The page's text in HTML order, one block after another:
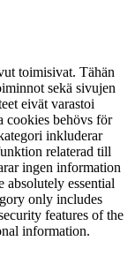
toimisivat. Tähän
sekä sivujen
eivät varastoi
cookies behövs för
inkluderar
relaterad till
ingen information
absolutely essential
only includes
features of the
information.